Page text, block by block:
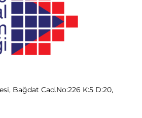
Bağdat Cad.No:226 K:5 D:20,